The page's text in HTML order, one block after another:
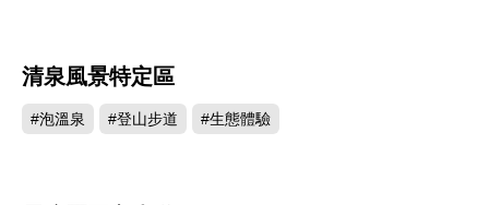
清泉風景特定區
#泡溫泉 #登山步道 #生態體驗